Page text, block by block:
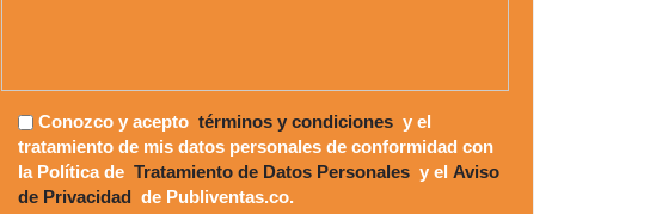
Conozco y acepto términos y condicionesy el
tratamiento de mis datos personales de conformidad con
la Política de Tratamiento de Datos Personalesy el Aviso
de Privacidadde Publiventas.co.